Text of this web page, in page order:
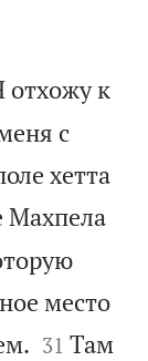
отхожу к
с
хетта
Махпела
место


31 Там